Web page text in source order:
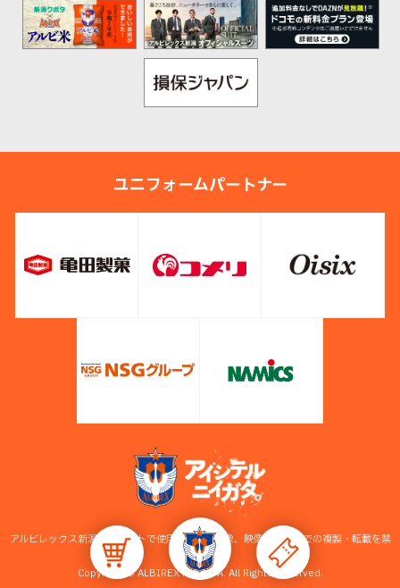
ユニフォームパートナー
アルビレックス新潟公式サイトで使用している画像、映像等の無断での複製・転載を禁
止します。
Copyright © ALBIREX NIIGATA. All Rights Reserved.